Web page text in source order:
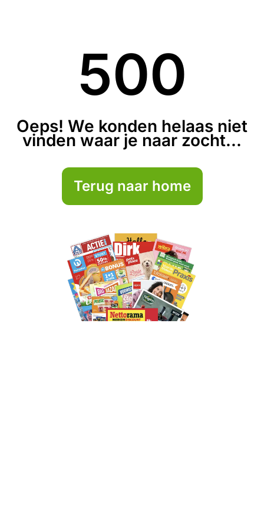
500
Oeps! We konden helaas niet
vinden waar je naar zocht...
Terug naar home